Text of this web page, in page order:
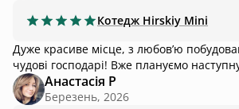
Котедж Hirskiy Mini
Дуже красиве місце, з любовʼю
чудові господарі! Вже плануємо
Aнастасія Р
Березень, 2026